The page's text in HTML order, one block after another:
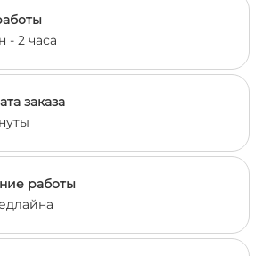
- 2 часа
заказа
работы